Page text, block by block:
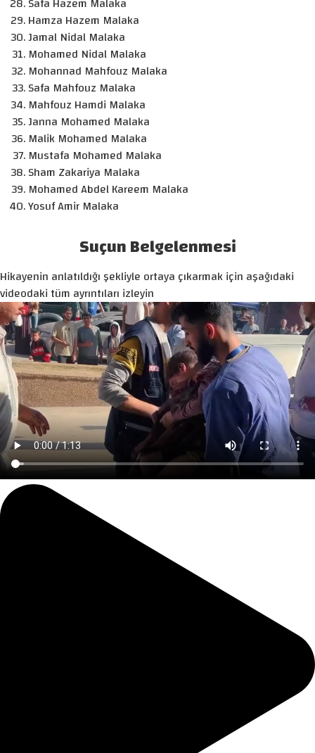
Hamza Hazem Malaka
Jamal Nidal Malaka
Mohamed Nidal Malaka
Mohannad Mahfouz Malaka
Safa Mahfouz Malaka
Mahfouz Hamdi Malaka
Janna Mohamed Malaka
Malik Mohamed Malaka
Mustafa Mohamed Malaka
Sham Zakariya Malaka
Mohamed Abdel Kareem Malaka
Yosuf Amir Malaka
Suçun Belgelenmesi
Hikayenin anlatıldığı şekliyle ortaya çıkarmak için aşağıdaki
videodaki tüm ayrıntıları izleyin